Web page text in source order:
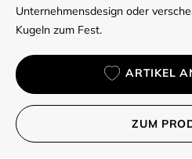
Unternehmensdesign oder
Kugeln zum Fest.
ARTIKEL
ZUM